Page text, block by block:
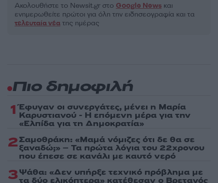
Ακολουθήστε το Νewsit.gr στο Google News και
ενημερωθείτε πρώτοι για όλη την ειδησεογραφία και τα
τελευταία νέα της ημέρας
Πιο δημοφιλή
1 Έφυγαν οι συνεργάτες, μένει η Μαρία
Καρυστιανού - Η επόμενη μέρα για την
«Ελπίδα για τη Δημοκρατία»
2Σαμοθράκη: «Μαμά νόμιζες ότι δε θα σε
ξαναδώ;» – Τα πρώτα λόγια του 22χρονου
που έπεσε σε κανάλι με καυτό νερό
3Ψάθα: «Δεν υπήρξε τεχνικό πρόβλημα με
τα δύο ελικόπτερα» κατέθεσαν ο Βρετανός